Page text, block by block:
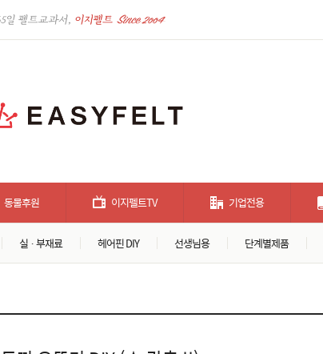
동물후원 이지펠트TV 기업전용
실 · 부재료 헤어핀 DIY 선생님용 단계별제품